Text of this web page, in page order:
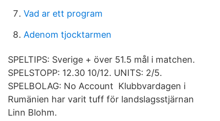
Vad ar ett program
Adenom tjocktarmen
SPELTIPS: Sverige + över 51.5 mål i matchen.
SPELSTOPP: 12.30 10/12. UNITS: 2/5.
SPELBOLAG: No Account Klubbvardagen i
Rumänien har varit tuff för landslagsstjärnan
Linn Blohm.